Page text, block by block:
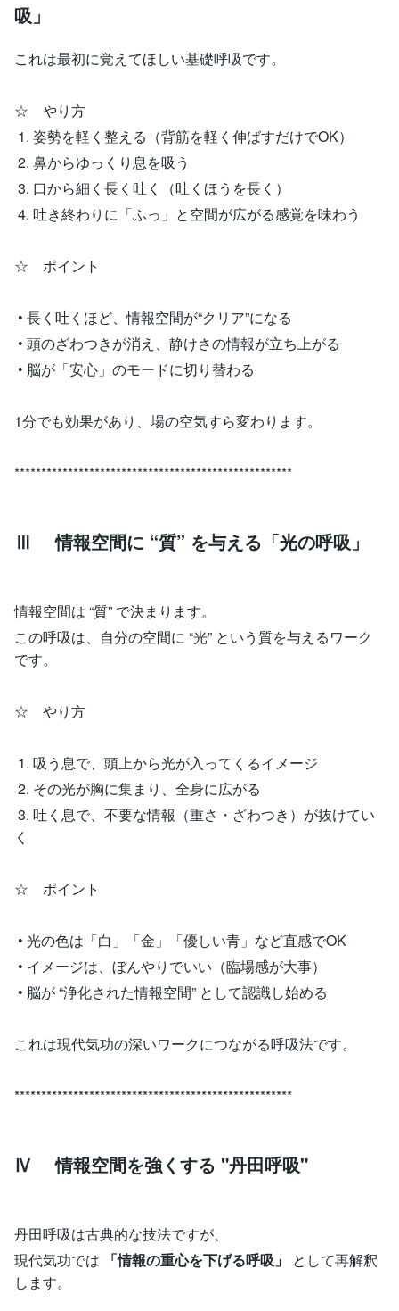
吸」
これは最初に覚えてほしい基礎呼吸です。
☆ やり方
1. 姿勢を軽く整える（背筋を軽く伸ばすだけでOK）
2. 鼻からゆっくり息を吸う
3. 口から細く長く吐く（吐くほうを長く）
4. 吐き終わりに「ふっ」と空間が広がる感覚を味わう
☆ ポイント
• 長く吐くほど、情報空間が“クリア”になる
• 頭のざわつきが消え、静けさの情報が立ち上がる
• 脳が「安心」のモードに切り替わる
1分でも効果があり、場の空気すら変わります。
****************************************************
Ⅲ 情報空間に “質” を与える「光の呼吸」
情報空間は “質” で決まります。
この呼吸は、自分の空間に “光” という質を与えるワーク
です。
☆ やり方
1. 吸う息で、頭上から光が入ってくるイメージ
2. その光が胸に集まり、全身に広がる
3. 吐く息で、不要な情報（重さ・ざわつき）が抜けてい
く
☆ ポイント
• 光の色は「白」「金」「優しい青」など直感でOK
• イメージは、ぼんやりでいい（臨場感が大事）
• 脳が “浄化された情報空間” として認識し始める
これは現代気功の深いワークにつながる呼吸法です。
****************************************************
Ⅳ 情報空間を強くする "丹田呼吸"
丹田呼吸は古典的な技法ですが、
現代気功では
「情報の重心を下げる呼吸」
として再解釈
します。